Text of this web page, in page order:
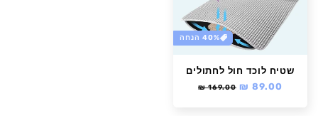
40% הנחה
שטיח לוכד חול לחתולים
מחיר
89.00 ₪
מחיר
169.00 ₪